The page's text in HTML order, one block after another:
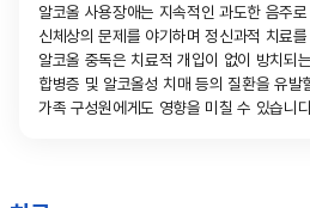
알코올 사용장애는 지속적인 과도한 음주
신체상의 문제를 야기하며 정신과적 치료
알코올 중독은 치료적 개입이 없이 방치되
합병증 및 알코올성 치매 등의 질환을 유발
가족 구성원에게도 영향을 미칠 수 있습니